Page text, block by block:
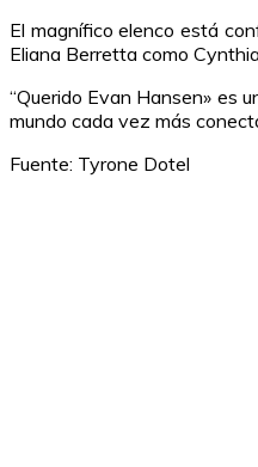
El magnífico elenco está
Eliana Berretta como
“Querido Evan Hansen» es
mundo cada vez más
Fuente: Tyrone Dotel